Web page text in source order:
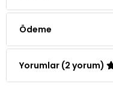
Ödeme
Yorumlar (2 yorum)